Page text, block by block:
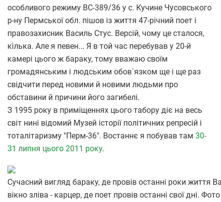
особливого режиму ВС-389/36 у с. Кучине Чусовського
р-ну Пермської обл. пішов із життя 47-річний поет і
правозахисник Василь Стус. Версій, чому це сталося,
кілька. Але я певен... Я в той час перебував у 20-й
камері цього ж бараку, тому вважаю своїм
громадянським і людським обов`язком ще і ще раз
свідчити перед новими й новими людьми про
обставини й причини його загибелі.
З 1995 року в приміщеннях цього табору діє на весь
світ нині відомий Музей історії політичних репресій і
тоталітаризму "Перм-36". Востаннє я побував там 30-
31 липня цього 2011 року.
Сучасний вигляд бараку, де провів останні роки життя
вікно зліва - карцер, де поет провів останні свої дні.